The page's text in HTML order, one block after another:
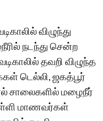
விழுந்து
நடந்து சென்ற
தவறி விழுந்த
டெல்லி, ஜகத்பூர்
சாலைகளில் மழைநீர்
மாணவர்கள்